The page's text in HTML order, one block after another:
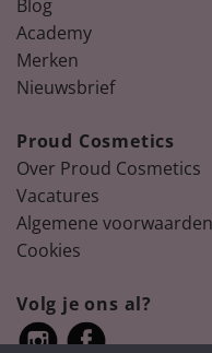
Blog
Academy
Merken
Nieuwsbrief
Proud Cosmetics
Over Proud Cosmetics
Vacatures
Algemene voorwaarden
Cookies
Volg je ons al?